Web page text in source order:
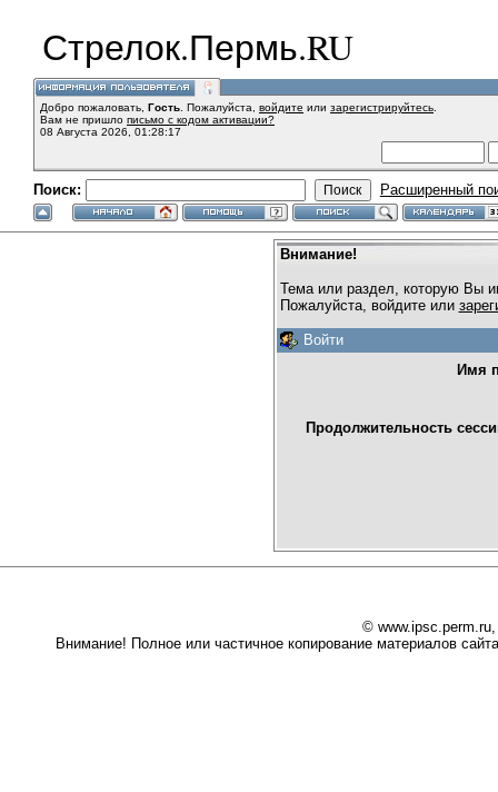
Стрелок.Пермь.RU
Добро пожаловать, Гость . Пожалуйста, войдите или зарегистрируйтесь
Вам не пришло письмо с кодом активации?
08 Августа 2026, 01:28:17
Поиск: Расширенный
Внимание!
Тема или раздел, которую Вы
Пожалуйста, войдите или
Войти
Имя
Продолжительность
©
Внимание! Полное или частичное копирование материалов